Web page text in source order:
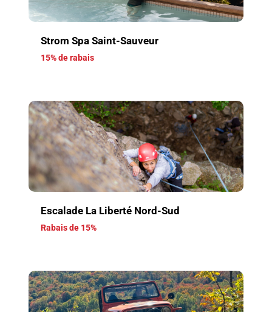
Strom Spa Saint-Sauveur
15% de rabais
Escalade La Liberté Nord-Sud
Rabais de 15%